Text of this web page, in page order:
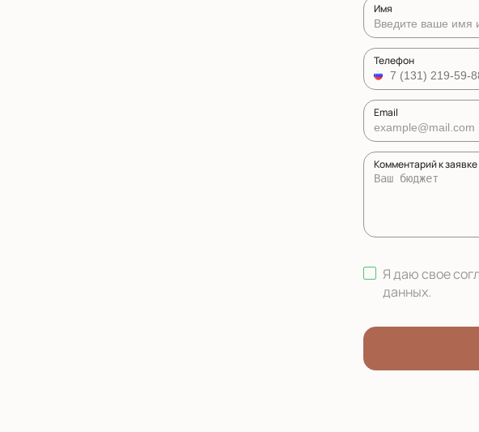
Имя
Телефон
Email
Комментарий к заявке
Я даю свое
данных.